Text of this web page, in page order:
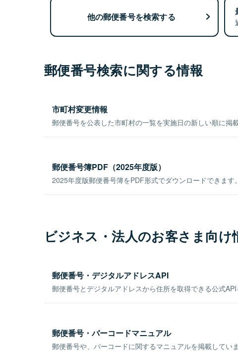
他の郵便番号を検索する
郵便番号検索に関する情報
市町村変更情報
郵便番号を公表した市町村の一覧を実施日の新しい順に掲
郵便番号簿PDF（2025年度版）
2025年度版郵便番号簿をPDF形式でダウンロードできます。
ビジネス・法人のお客さま向け
郵便番号・デジタルアドレスAPI
郵便番号とデジタルアドレスから住所を取得できる公式API
郵便番号・バーコードマニュアル
郵便番号や、バーコードに関するマニュアルを掲載していま